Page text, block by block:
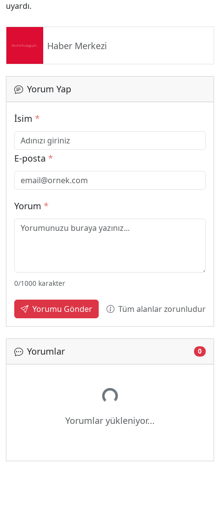
uyardı.
Haber Merkezi
Yorum Yap
İsim *
E-posta *
Yorum *
0/1000 karakter
Yorumu Gönder Tüm alanlar zorunludur
Yorumlar 0
Yükleniyor...
Yorumlar yükleniyor...